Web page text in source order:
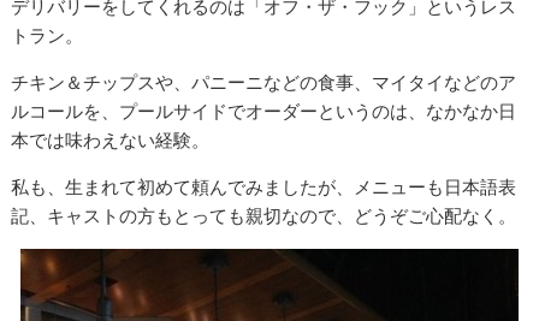
デリバリーをしてくれるのは「オフ・ザ・フック」というレス
トラン。
チキン＆チップスや、パニーニなどの食事、マイタイなどのア
ルコールを、プールサイドでオーダーというのは、なかなか日
本では味わえない経験。
私も、生まれて初めて頼んでみましたが、メニューも日本語表
記、キャストの方もとっても親切なので、どうぞご心配なく。